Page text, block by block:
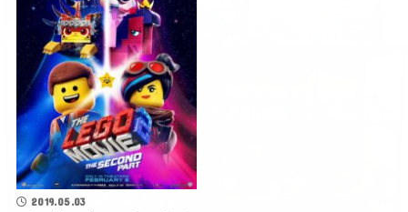
2019.05.03